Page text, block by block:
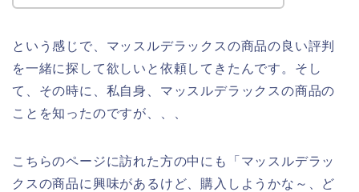
という感じで、マッスルデラックスの商品の良い評判
を一緒に探して欲しいと依頼してきたんです。そし
て、その時に、私自身、マッスルデラックスの商品の
ことを知ったのですが、、、
こちらのページに訪れた方の中にも「マッスルデラッ
クスの商品に興味があるけど、購入しようかな～、ど